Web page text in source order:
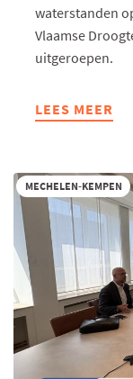
waterstanden
Vlaamse
uitgeroepen.
LEES MEER
ABOUT
DROOGTE:
"MONITOREN
SITUATIE
VANAF
NU
DAGELIJKS"
MECHELEN-KEMPEN